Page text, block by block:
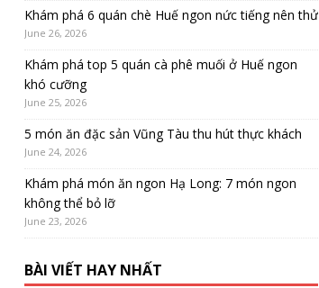
Khám phá 6 quán chè Huế ngon nức tiếng nên thử
June 26, 2026
Khám phá top 5 quán cà phê muối ở Huế ngon
khó cưỡng
June 25, 2026
5 món ăn đặc sản Vũng Tàu thu hút thực khách
June 24, 2026
Khám phá món ăn ngon Hạ Long: 7 món ngon
không thể bỏ lỡ
June 23, 2026
BÀI VIẾT HAY NHẤT